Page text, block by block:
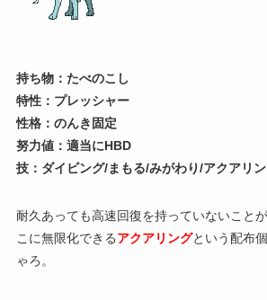
持ち物：たべのこし
特性：プレッシャー
性格：のんき固定
努力値：適当にHBD
技：ダイビング/まもる/みがわり/アクアリ
耐久あっても高速回復を持っていないこと
こに無限化できるアクアリングという配布
ゃろ。